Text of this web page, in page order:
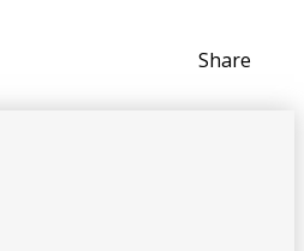
Share